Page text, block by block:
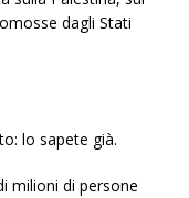
dagli Stati
lo sapete già.
milioni di persone